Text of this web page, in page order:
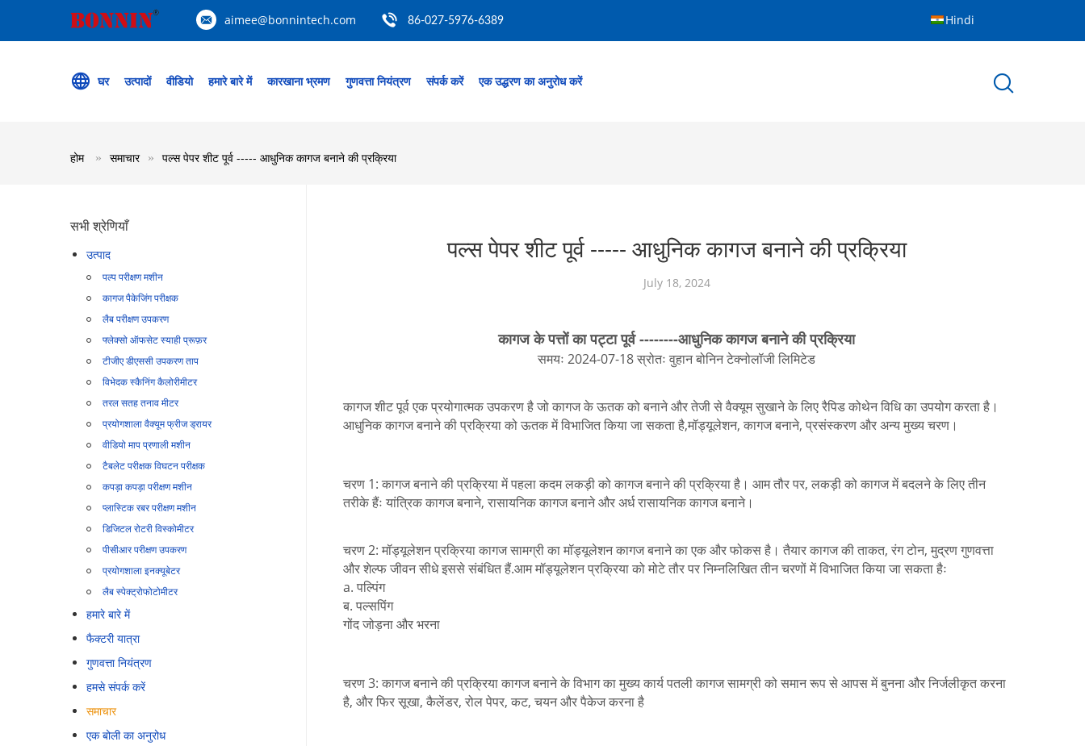
aimee@bonnintech.com 86-027-5976-6389 Hindi
घर उत्पादों वीडियो हमारे बारे में कारखाना भ्रमण गुणवत्ता नियंत्रण संपर्क करें एक उद्धरण का अनुरोध करें
होम समाचार पल्स पेपर शीट पूर्व ----- आधुनिक कागज बनाने की प्रक्रिया
सभी श्रेणियाँ
उत्पाद
पल्प परीक्षण मशीन
कागज पैकेजिंग परीक्षक
लैब परीक्षण उपकरण
फ्लेक्सो ऑफसेट स्याही प्रूफ़र
टीजीए डीएससी उपकरण ताप
विभेदक स्कैनिंग कैलोरीमीटर
तरल सतह तनाव मीटर
प्रयोगशाला वैक्यूम फ्रीज ड्रायर
वीडियो माप प्रणाली मशीन
टैबलेट परीक्षक विघटन परीक्षक
कपड़ा कपड़ा परीक्षण मशीन
प्लास्टिक रबर परीक्षण मशीन
डिजिटल रोटरी विस्कोमीटर
पीसीआर परीक्षण उपकरण
प्रयोगशाला इनक्यूबेटर
लैब स्पेक्ट्रोफोटोमीटर
हमारे बारे में
फैक्टरी यात्रा
गुणवत्ता नियंत्रण
हमसे संपर्क करें
समाचार
एक बोली का अनुरोध
पल्स पेपर शीट पूर्व ----- आधुनिक कागज बनाने की प्रक्रिया
July 18, 2024
कागज के पत्तों का पट्टा पूर्व --------आधुनिक कागज बनाने की प्रक्रिया
समयः 2024-07-18 स्रोतः वुहान बोनिन टेक्नोलॉजी लिमिटेड
कागज शीट पूर्व एक प्रयोगात्मक उपकरण है जो कागज के ऊतक को बनाने और तेजी से वैक्यूम सुखाने के लिए रैपिड कोथेन विधि का उपयोग करता है।
आधुनिक कागज बनाने की प्रक्रिया को ऊतक में विभाजित किया जा सकता है,मॉड्यूलेशन, कागज बनाने, प्रसंस्करण और अन्य मुख्य चरण।
चरण 1: कागज बनाने की प्रक्रिया में पहला कदम लकड़ी को कागज बनाने की प्रक्रिया है। आम तौर पर, लकड़ी को कागज में बदलने के लिए तीन
तरीके हैंः यांत्रिक कागज बनाने, रासायनिक कागज बनाने और अर्ध रासायनिक कागज बनाने।
चरण 2: मॉड्यूलेशन प्रक्रिया कागज सामग्री का मॉड्यूलेशन कागज बनाने का एक और फोकस है। तैयार कागज की ताकत, रंग टोन, मुद्रण गुणवत्ता
और शेल्फ जीवन सीधे इससे संबंधित हैं.आम मॉड्यूलेशन प्रक्रिया को मोटे तौर पर निम्नलिखित तीन चरणों में विभाजित किया जा सकता हैः
a. पल्पिंग
ब. पल्सपिंग
गोंद जोड़ना और भरना
चरण 3: कागज बनाने की प्रक्रिया कागज बनाने के विभाग का मुख्य कार्य पतली कागज सामग्री को समान रूप से आपस में बुनना और निर्जलीकृत करना
है, और फिर सूखा, कैलेंडर, रोल पेपर, कट, चयन और पैकेज करना है